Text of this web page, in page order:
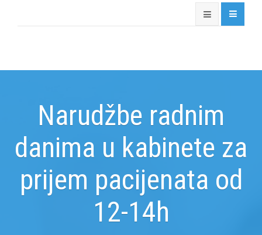
Narudžbe radnim
danima u kabinete za
prijem pacijenata od
12-14h